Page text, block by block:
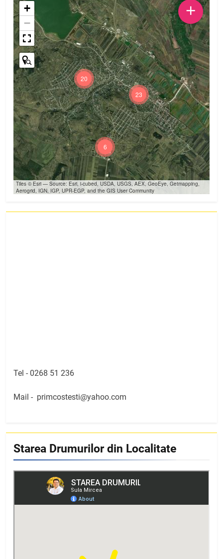
23
20
6
+
−
Tiles © Esri — Source: Esri, i-cubed, USDA, USGS, AEX, GeoEye, Getmapping,
Aerogrid, IGN, IGP, UPR-EGP, and the GIS User Community
+
Tel - 0268 51 236
Mail - primcostesti@yahoo.com
Starea Drumurilor din Localitate